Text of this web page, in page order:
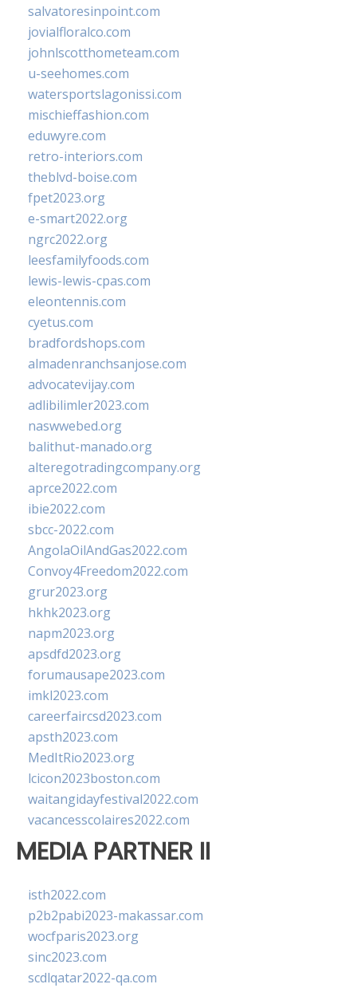
salvatoresinpoint.com
jovialfloralco.com
johnlscotthometeam.com
u-seehomes.com
watersportslagonissi.com
mischieffashion.com
eduwyre.com
retro-interiors.com
theblvd-boise.com
fpet2023.org
e-smart2022.org
ngrc2022.org
leesfamilyfoods.com
lewis-lewis-cpas.com
eleontennis.com
cyetus.com
bradfordshops.com
almadenranchsanjose.com
advocatevijay.com
adlibilimler2023.com
naswwebed.org
balithut-manado.org
alteregotradingcompany.org
aprce2022.com
ibie2022.com
sbcc-2022.com
AngolaOilAndGas2022.com
Convoy4Freedom2022.com
grur2023.org
hkhk2023.org
napm2023.org
apsdfd2023.org
forumausape2023.com
imkl2023.com
careerfaircsd2023.com
apsth2023.com
MedItRio2023.org
lcicon2023boston.com
waitangidayfestival2022.com
vacancesscolaires2022.com
MEDIA PARTNER II
isth2022.com
p2b2pabi2023-makassar.com
wocfparis2023.org
sinc2023.com
scdlqatar2022-qa.com